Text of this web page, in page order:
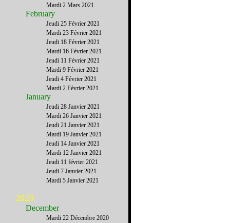
Mardi 2 Mars 2021
February
Jeudi 25 Février 2021
Mardi 23 Février 2021
Jeudi 18 Février 2021
Mardi 16 Février 2021
Jeudi 11 Février 2021
Mardi 9 Février 2021
Jeudi 4 Février 2021
Mardi 2 Février 2021
January
Jeudi 28 Janvier 2021
Mardi 26 Janvier 2021
Jeudi 21 Janvier 2021
Mardi 19 Janvier 2021
Jeudi 14 Janvier 2021
Mardi 12 Janvier 2021
Jeudi 11 février 2021
Jeudi 7 Janvier 2021
Mardi 5 Janvier 2021
2020
December
Mardi 22 Décembre 2020